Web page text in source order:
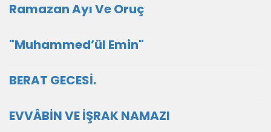
Ramazan Ayı Ve Oruç
"Muhammed’ül Emin"
BERAT GECESİ.
EVVÂBİN VE İŞRAK NAMAZI